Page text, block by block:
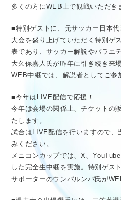
多くの方にWEB上で観戦いただき
■特別ゲストに、元サッカー日本
大会を盛り上げていただく特別ゲ
表であり、サッカー解説やバラエ
大久保嘉人氏が昨年に引き続き来
WEB中継では、解説者としてご参
■今年はLIVE配信で応援！
今年は会場の関係上、チケットの
たします。
試合はLIVE配信を行いますので、
みください。
メニコンカップでは、X、
した完全生中継を実施。特別ゲス
サポーターのウンパルンパ氏が